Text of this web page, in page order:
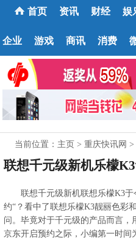
首页 资讯 财经 娱
企业 游戏 商讯 消费
当前位置： 主页 >重庆快讯网
联想千元级新机乐檬
联想千元级新机联想乐檬K3
约“？看中了联想乐檬K3靓丽色彩
问。毕竟对于千元级的产品而言
京东开启预约之际，小编第一时